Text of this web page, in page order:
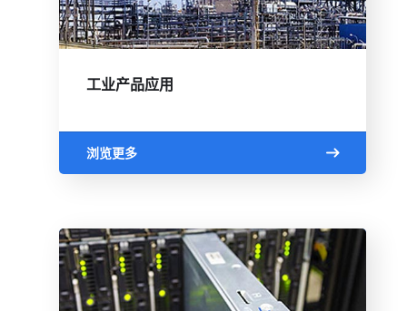
工业产品应用
浏览更多